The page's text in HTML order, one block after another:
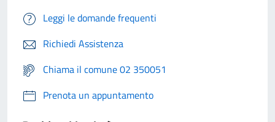
Leggi le domande frequenti
Richiedi Assistenza
Chiama il comune 02 350051
Prenota un appuntamento